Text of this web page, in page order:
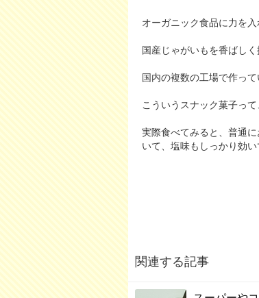
オーガニック食品に力を
国産じゃがいもを香ばし
国内の複数の工場で作って
こういうスナック菓子っ
実際食べてみると、普通
いて、塩味もしっかり効い
関連する記事